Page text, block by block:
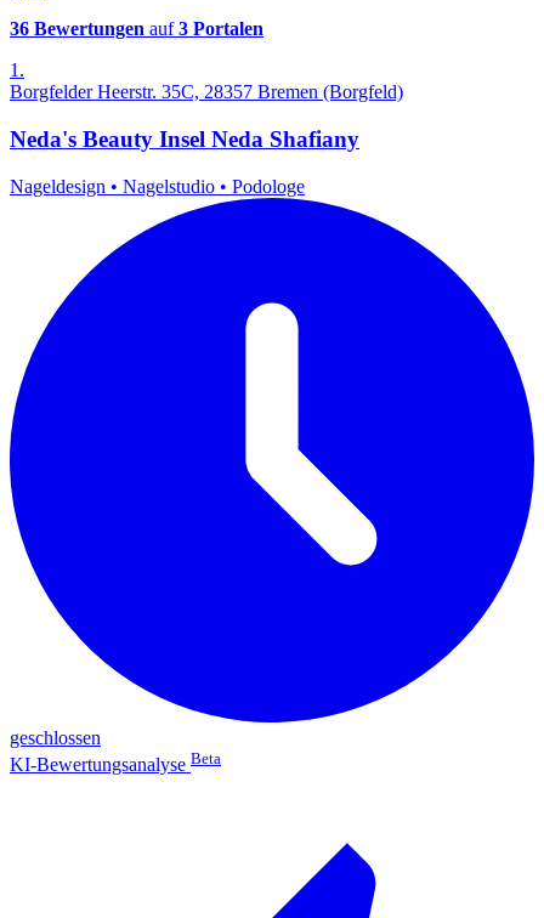
36 Bewertungen auf3 Portalen
1.
Borgfelder Heerstr. 35C, 28357 Bremen (Borgfeld)
Neda's Beauty Insel Neda Shafiany
Nageldesign • Nagelstudio • Podologe
geschlossen
KI-Bewertungsanalyse Beta